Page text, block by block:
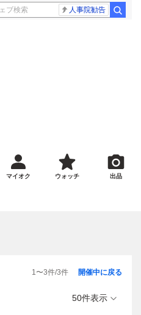
人事院勧告
マイオク ウォッチ 出品
1〜3件/3件 開催中に戻る
50件表示